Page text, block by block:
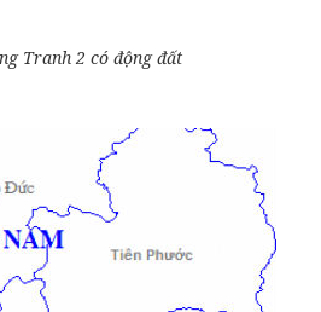
Tranh 2 có động đất